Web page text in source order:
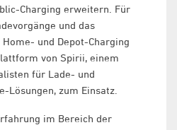
Charging erweitern. Für
und das
und Depot-Charging
von Spirii, einem
für Lade- und
Lösungen, zum Einsatz.
im Bereich der